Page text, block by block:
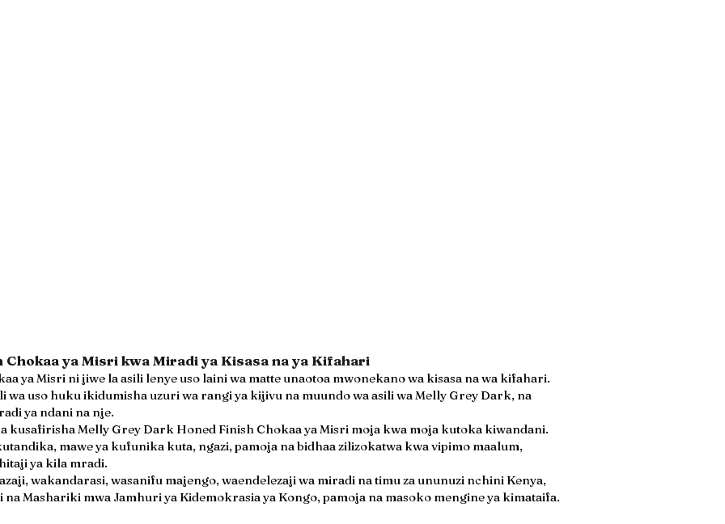
ya Misri kwa Miradi ya Kisasa na ya Kifahari
ya Misri ni jiwe la asili lenye uso laini wa matte unaotoa mwonekano wa kisasa na wa kifahari.
wa uso huku ikidumisha uzuri wa rangi ya kijivu na muundo wa asili wa Melly Grey Dark, na
ya ndani na nje.
kusafirisha Melly Grey Dark Honed Finish Chokaa ya Misri moja kwa moja kutoka kiwandani.
mawe ya kufunika kuta, ngazi, pamoja na bidhaa zilizokatwa kwa vipimo maalum,
ya kila mradi.
wakandarasi, wasanifu majengo, waendelezaji wa miradi na timu za ununuzi nchini Kenya,
na Mashariki mwa Jamhuri ya Kidemokrasia ya Kongo, pamoja na masoko mengine ya kimataifa.